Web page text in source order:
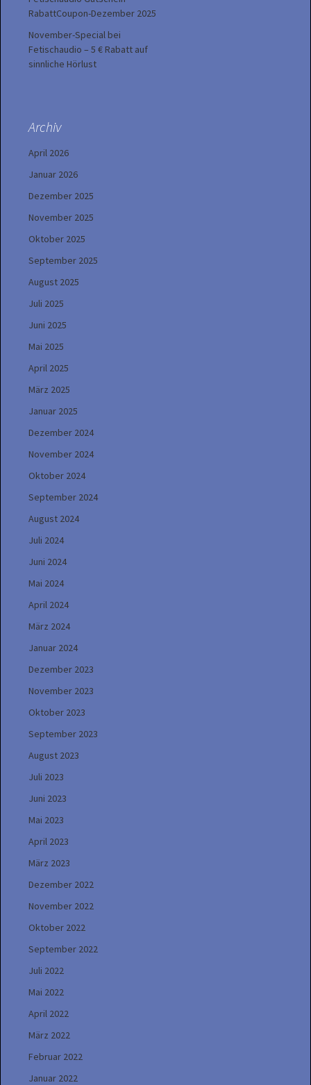
RabattCoupon-Dezember 2025
November-Special bei
Fetischaudio – 5 € Rabatt auf
sinnliche Hörlust
Archiv
April 2026
Januar 2026
Dezember 2025
November 2025
Oktober 2025
September 2025
August 2025
Juli 2025
Juni 2025
Mai 2025
April 2025
März 2025
Januar 2025
Dezember 2024
November 2024
Oktober 2024
September 2024
August 2024
Juli 2024
Juni 2024
Mai 2024
April 2024
März 2024
Januar 2024
Dezember 2023
November 2023
Oktober 2023
September 2023
August 2023
Juli 2023
Juni 2023
Mai 2023
April 2023
März 2023
Dezember 2022
November 2022
Oktober 2022
September 2022
Juli 2022
Mai 2022
April 2022
März 2022
Februar 2022
Januar 2022